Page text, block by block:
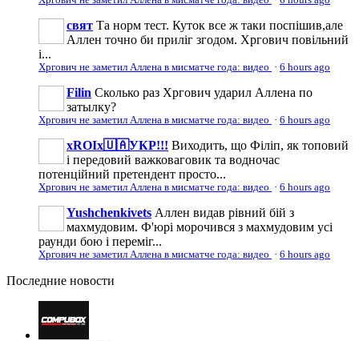
свят Та норм тест. Куток все ж таки поспішив,але
Аллен точно би приліг згодом. Хргович повільний
і...
Хргович не заметил Аллена в мисматче года: видео · 6 hours ago
Filin Сколько раз Хргович ударил Аллена по
затылку?
Хргович не заметил Аллена в мисматче года: видео · 6 hours ago
xROIx🇺🇦УКР!!! Виходить, що Філіп, як топовий
і передовий важковаговик та водночас
потенційний претендент просто...
Хргович не заметил Аллена в мисматче года: видео · 6 hours ago
Yushchenkivets Аллен видав рівний бій з
махмудовим. Ф'юрі морочився з махмудовим усі
раунди бою і переміг...
Хргович не заметил Аллена в мисматче года: видео · 6 hours ago
Последние новости